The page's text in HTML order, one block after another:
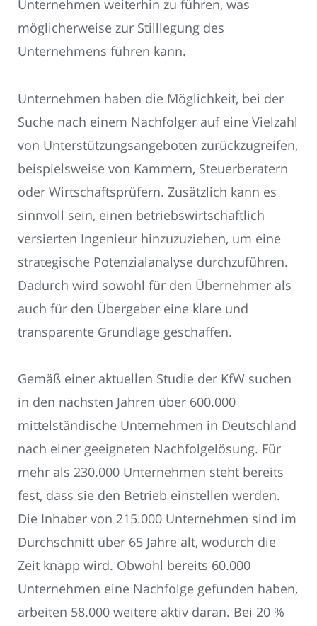
Unternehmen weiterhin zu führen, was
möglicherweise zur Stilllegung des
Unternehmens führen kann.
Unternehmen haben die Möglichkeit, bei der
Suche nach einem Nachfolger auf eine Vielzahl
von Unterstützungsangeboten zurückzugreifen,
beispielsweise von Kammern, Steuerberatern
oder Wirtschaftsprüfern. Zusätzlich kann es
sinnvoll sein, einen betriebswirtschaftlich
versierten Ingenieur hinzuzuziehen, um eine
strategische Potenzialanalyse durchzuführen.
Dadurch wird sowohl für den Übernehmer als
auch für den Übergeber eine klare und
transparente Grundlage geschaffen.
Gemäß einer aktuellen Studie der KfW suchen
in den nächsten Jahren über 600.000
mittelständische Unternehmen in Deutschland
nach einer geeigneten Nachfolgelösung. Für
mehr als 230.000 Unternehmen steht bereits
fest, dass sie den Betrieb einstellen werden.
Die Inhaber von 215.000 Unternehmen sind im
Durchschnitt über 65 Jahre alt, wodurch die
Zeit knapp wird. Obwohl bereits 60.000
Unternehmen eine Nachfolge gefunden haben,
arbeiten 58.000 weitere aktiv daran. Bei 20 %